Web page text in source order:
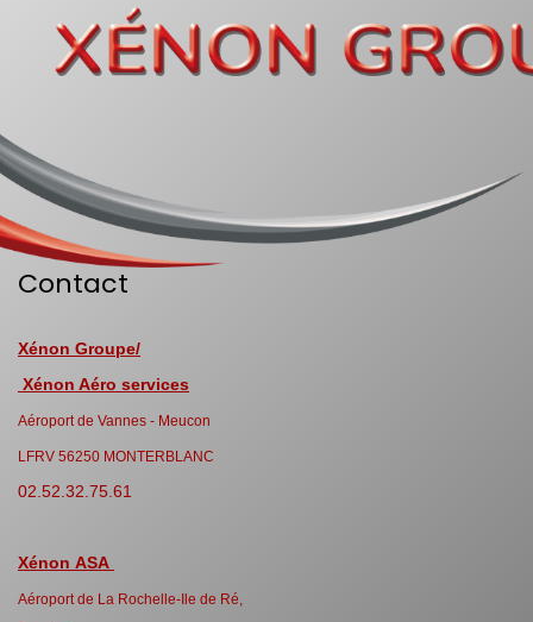
Contact
Xénon Groupe/
Xénon Aéro services
Aéroport de Vannes - Meucon
LFRV 56250 MONTERBLANC
02.52.32.75.61
Xénon ASA
Aéroport de La Rochelle-Ile de Ré,